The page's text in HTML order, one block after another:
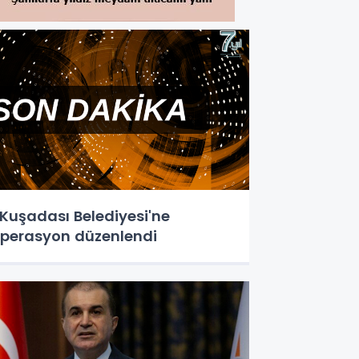
Belediyesi'ne
düzenlendi